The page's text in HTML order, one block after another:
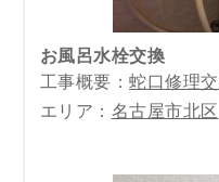
お風呂水栓交換
工事概要：蛇口修理
エリア： 名古屋市北区